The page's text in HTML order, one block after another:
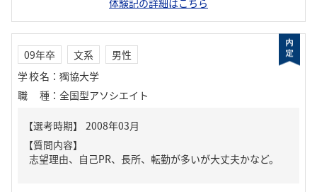
体験記の詳細はこちら
09年卒 文系
男性
学校名 ： 獨協大学
職種 ： 全国型アソシエイト
【質問内容】
志望理由、自己PR、長所、転勤が多いが大丈夫かなど。